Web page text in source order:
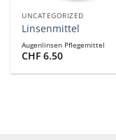
UNCATEGORIZED
Linsenmittel
Augenlinsen Pflegemittel
CHF 6.50